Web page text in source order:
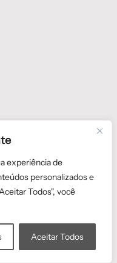
experiência de
personalizados e
Todos", você
Aceitar Todos